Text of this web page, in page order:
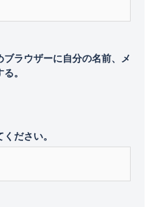
ラウザーに自分の名前、メ
。
ださい。